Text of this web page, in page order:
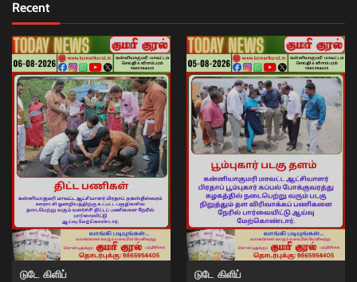
Recent
டுடே கிளிப் டுடே கிளிப்